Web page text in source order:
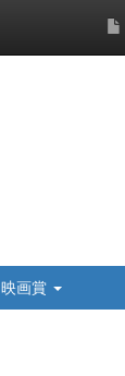
映画賞